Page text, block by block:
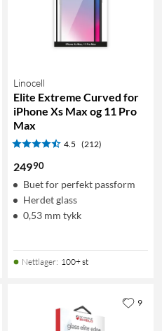
Linocell
Elite Extreme Curved for
iPhone Xs Max og 11 Pro
Max
4.5 (212)
24990
Buet for perfekt passform
Herdet glass
0,53 mm tykk
Nettlager: 100+ st
9